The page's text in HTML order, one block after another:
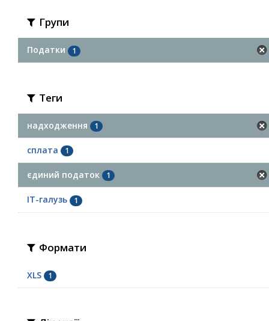
Групи
Податки 1
Теги
надходження 1
сплата 1
єдиний податок 1
ІТ-галузь 1
Формати
XLS 1